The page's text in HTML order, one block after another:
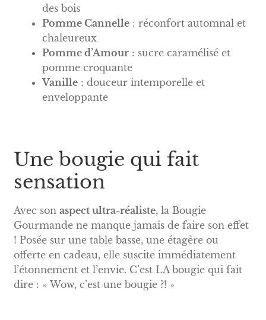
des bois
Pomme Cannelle: réconfort automnal et
chaleureux
Pomme d’Amour: sucre caramélisé et
pomme croquante
Vanille: douceur intemporelle et
enveloppante
Une bougie qui fait
sensation
Avec son aspect ultra-réaliste, la Bougie
Gourmande ne manque jamais de faire son effet
! Posée sur une table basse, une étagère ou
offerte en cadeau, elle suscite immédiatement
l’étonnement et l’envie. C’est LA bougie qui fait
dire : « Wow, c’est une bougie ?! »